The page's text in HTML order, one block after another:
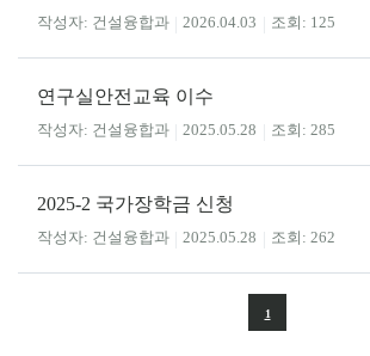
건설융합과 2026.04.03 125
연구실안전교육 이수
건설융합과 2025.05.28 285
2025-2 국가장학금 신청
건설융합과 2025.05.28 262
1